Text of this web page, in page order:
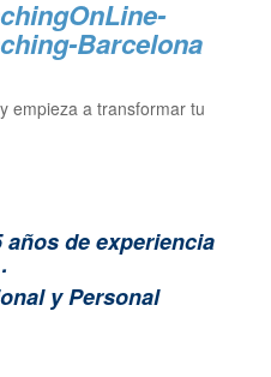
empieza a transformar tu
años de experiencia
y Personal